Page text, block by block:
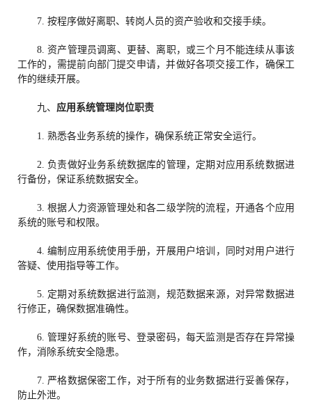
7. 按程序做好离职、转岗人员的资产验收和交接手续。
8. 资产管理员调离、更替、离职，或三个月不能连续从事该
工作的，需提前向部门提交申请，并做好各项交接工作，确保工
作的继续开展。
九、 应用系统管理岗位职责
1. 熟悉各业务系统的操作，确保系统正常安全运行。
2. 负责做好业务系统数据库的管理，定期对应用系统数据进
行备份，保证系统数据安全。
3. 根据人力资源管理处和各二级学院的流程，开通各个应用
系统的账号和权限。
4. 编制应用系统使用手册，开展用户培训，同时对用户进行
答疑、使用指导等工作。
5. 定期对系统数据进行监测，规范数据来源，对异常数据进
行修正，确保数据准确性。
6. 管理好系统的账号、登录密码，每天监测是否存在异常操
作，消除系统安全隐患。
7. 严格数据保密工作，对于所有的业务数据进行妥善保存，
防止外泄。